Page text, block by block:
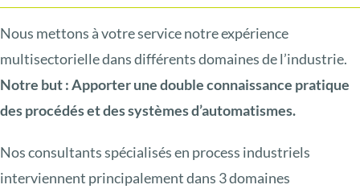
Nous mettons à votre service notre expérience
multisectorielle dans différents domaines de l’industrie.
Notre but : Apporter une double connaissance pratique
des procédés et des systèmes d’automatismes.
Nos consultants spécialisés en process industriels
interviennent principalement dans 3 domaines